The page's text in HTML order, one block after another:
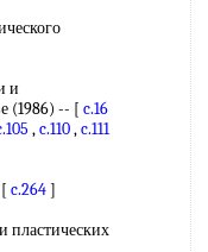
и
(1986) -- [ c.16
,c.110,c.111
c.264]
пластических